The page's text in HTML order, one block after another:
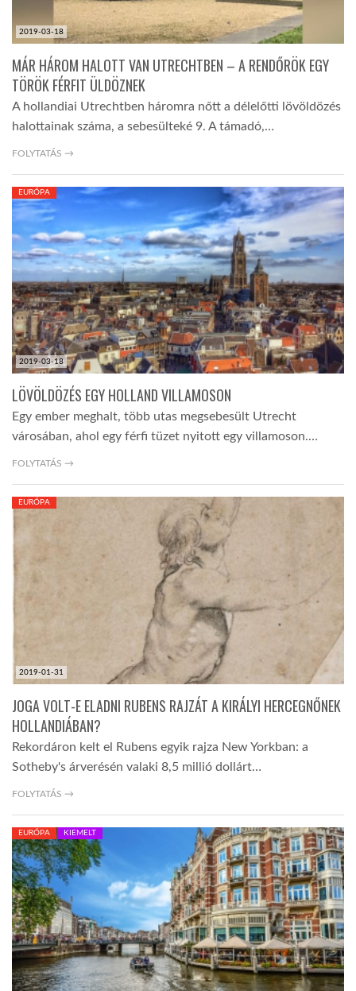
2019-03-18
MÁR HÁROM HALOTT VAN UTRECHTBEN – A RENDŐRÖK EGY
TÖRÖK FÉRFIT ÜLDÖZNEK
A hollandiai Utrechtben háromra nőtt a délelőtti lövöldözés
halottainak száma, a sebesülteké 9. A támadó,…
FOLYTATÁS →
2019-03-18
EURÓPA
LÖVÖLDÖZÉS EGY HOLLAND VILLAMOSON
Egy ember meghalt, több utas megsebesült Utrecht
városában, ahol egy férfi tüzet nyitott egy villamoson.…
FOLYTATÁS →
2019-01-31
EURÓPA
JOGA VOLT-E ELADNI RUBENS RAJZÁT A KIRÁLYI HERCEGNŐNEK
HOLLANDIÁBAN?
Rekordáron kelt el Rubens egyik rajza New Yorkban: a
Sotheby's árverésén valaki 8,5 millió dollárt…
FOLYTATÁS →
EURÓPA KIEMELT